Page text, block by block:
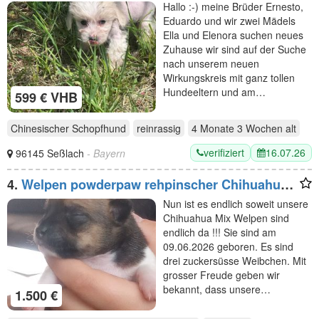
mit blauen Augen
599 € VHB
Hallo :-) meine Brüder Ernesto,
Eduardo und wir zwei Mädels
Ella und Elenora suchen neues
Zuhause wir sind auf der Suche
nach unserem neuen
Wirkungskreis mit ganz tollen
Hundeeltern und am…
Chinesischer Schopfhund reinrassig 4 Monate 3 Wochen alt
96145 Seßlach - Bayern verifiziert 16.07.26
4. Welpen powderpaw rehpinscher Chihuahua
Mix
1.500 €
Nun ist es endlich soweit unsere
Chihuahua Mix Welpen sind
endlich da !!! Sie sind am
09.06.2026 geboren. Es sind
drei zuckersüsse Weibchen. Mit
grosser Freude geben wir
bekannt, dass unsere…